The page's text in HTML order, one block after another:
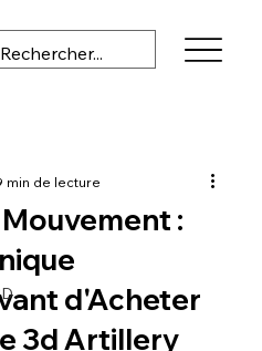
:
d'Acheter
3d Artillery
min de lecture